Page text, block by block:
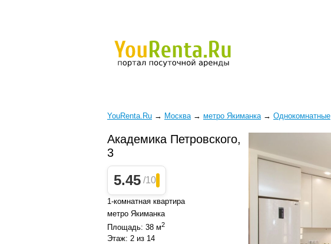
YouRenta.Ru → Москва → метро Якиманка → Однокомнатные
Академика Петровского,
3
5.45 /10
1-комнатная квартира
метро Якиманка
Площадь: 38 м2
Этаж: 2 из 14